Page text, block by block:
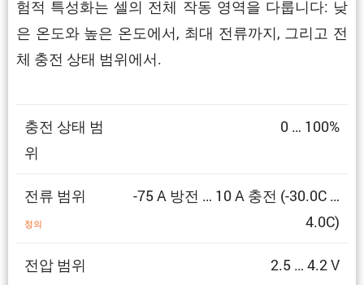
험적 특성화는 셀의 전체 작동 영역을 다룹니다: 낮
은 온도와 높은 온도에서, 최대 전류까지, 그리고 전
체 충전 상태 범위에서.
충전 상태 범
위
0 … 100%
전류 범위
정의
-75 A 방전 … 10 A 충전 (-30.0C …
4.0C)
전압 범위 2.5 … 4.2 V